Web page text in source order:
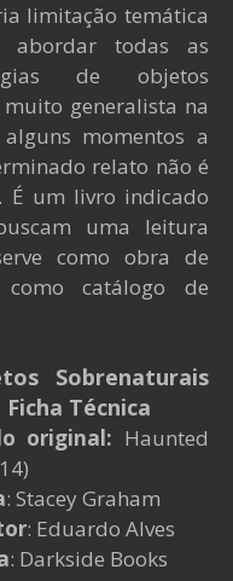
limitação temática
todas as
de objetos
generalista na
momentos a
relato não é
É um livro indicado
uma leitura
como obra de
catálogo de
Sobrenaturais
Ficha Técnica
original: Haunted
: Stacey Graham
: Eduardo Alves
: Darkside Books